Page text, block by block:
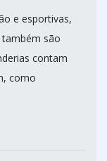
e esportivas,
são
contam
como